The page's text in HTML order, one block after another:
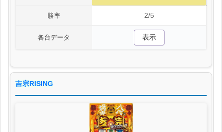
勝率 2/5
各台データ 表示
吉宗RISING